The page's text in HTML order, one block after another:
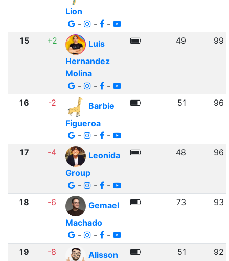
Lion
-
- -
15 +2
Luis
Hernandez
Molina
-
- -
49 99
16 -2
Barbie
Figueroa
-
- -
51 96
17 -4
Leonida
Group
-
- -
48 96
18 -6
Gemael
Machado
-
- -
73 93
19 -8
Alisson
51 92